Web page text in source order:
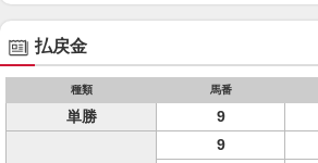
払戻金
種類 馬番
単勝 9
9